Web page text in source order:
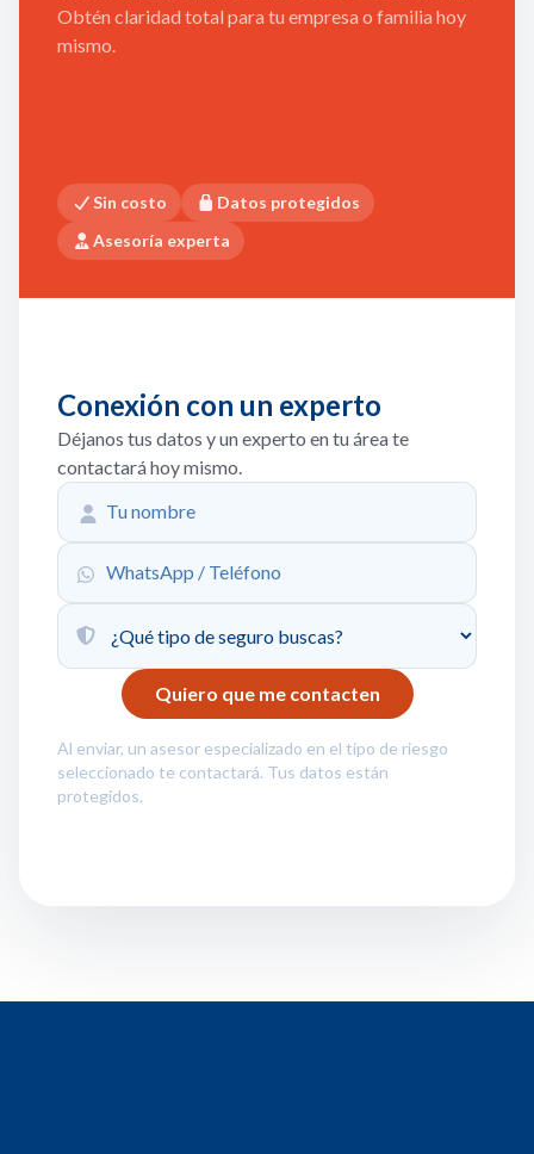
Obtén claridad total para tu empresa o familia hoy
mismo.
Sin costo
Datos protegidos
Asesoría experta
Conexión con un experto
Déjanos tus datos y un experto en tu área te
contactará hoy mismo.
Al enviar, un asesor especializado en el tipo de riesgo
seleccionado te contactará. Tus datos están
protegidos.